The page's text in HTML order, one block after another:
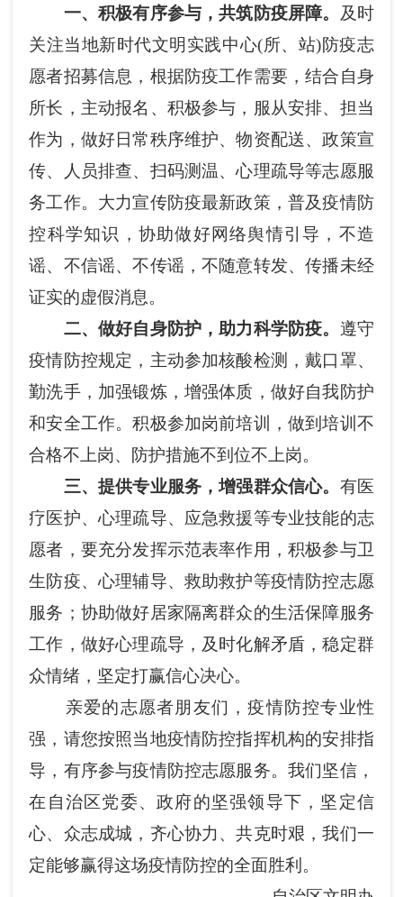
一、积极有序参与，共筑防疫屏障。
及时
关注当地新时代文明实践中心(所、站)防疫志
愿者招募信息，根据防疫工作需要，结合自身
所长，主动报名、积极参与，服从安排、担当
作为，做好日常秩序维护、物资配送、政策宣
传、人员排查、扫码测温、心理疏导等志愿服
务工作。大力宣传防疫最新政策，普及疫情防
控科学知识，协助做好网络舆情引导，不造
谣、不信谣、不传谣，不随意转发、传播未经
证实的虚假消息。
二、做好自身防护，助力科学防疫。 遵守
疫情防控规定，主动参加核酸检测，戴口罩、
勤洗手，加强锻炼，增强体质，做好自我防护
和安全工作。积极参加岗前培训，做到培训不
合格不上岗、防护措施不到位不上岗。
三、提供专业服务，增强群众信心。 有医
疗医护、心理疏导、应急救援等专业技能的志
愿者，要充分发挥示范表率作用，积极参与卫
生防疫、心理辅导、救助救护等疫情防控志愿
服务；协助做好居家隔离群众的生活保障服务
工作，做好心理疏导，及时化解矛盾，稳定群
众情绪，坚定打赢信心决心。
亲爱的志愿者朋友们，疫情防控专业性
强，请您按照当地疫情防控指挥机构的安排指
导，有序参与疫情防控志愿服务。我们坚信，
在自治区党委、政府的坚强领导下，坚定信
心、众志成城，齐心协力、共克时艰，我们一
定能够赢得这场疫情防控的全面胜利。